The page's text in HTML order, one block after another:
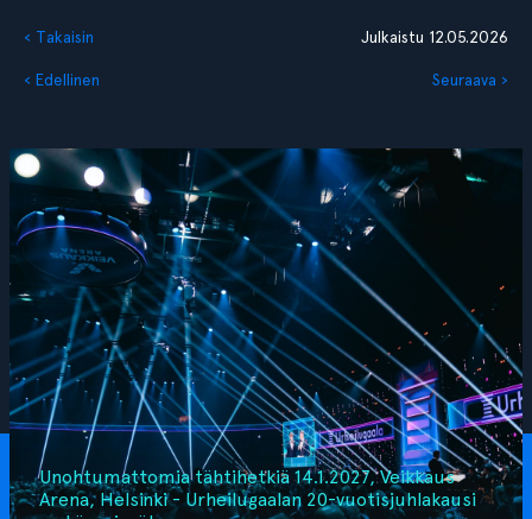
‹ Takaisin Julkaistu 12.05.2026
‹ Edellinen Seuraava ›
Unohtumattomia tähtihetkiä 14.1.2027, Veikkaus
Arena, Helsinki - Urheilugaalan 20-vuotisjuhlakausi